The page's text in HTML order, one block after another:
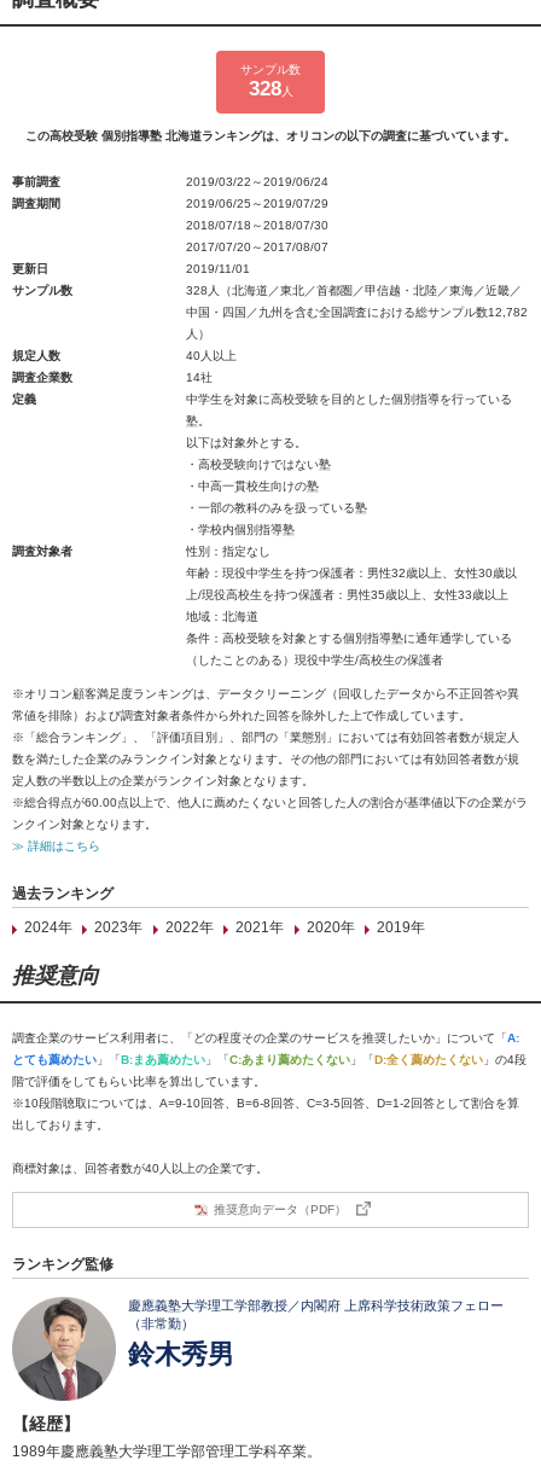
サンプル数
328人
この高校受験 個別指導塾 北海道ランキングは、オリコンの以下の調査に基づいています。
事前調査
2019/03/22～2019/06/24
調査期間
2019/06/25～2019/07/29
2018/07/18～2018/07/30
2017/07/20～2017/08/07
更新日
2019/11/01
サンプル数
328人（北海道／東北／首都圏／甲信越・北陸／東海／近畿／
中国・四国／九州を含む全国調査における総サンプル数12,782
人）
規定人数
40人以上
調査企業数
14社
定義
中学生を対象に高校受験を目的とした個別指導を行っている
塾。
以下は対象外とする。
・高校受験向けではない塾
・中高一貫校生向けの塾
・一部の教科のみを扱っている塾
・学校内個別指導塾
調査対象者
性別：指定なし
年齢：現役中学生を持つ保護者：男性32歳以上、女性30歳以
上/現役高校生を持つ保護者：男性35歳以上、女性33歳以上
地域：北海道
条件：高校受験を対象とする個別指導塾に通年通学している
（したことのある）現役中学生/高校生の保護者
※オリコン顧客満足度ランキングは、データクリーニング（回収したデータから不正回答や異
常値を排除）および調査対象者条件から外れた回答を除外した上で作成しています。
※「総合ランキング」、「評価項目別」、部門の「業態別」においては有効回答者数が規定人
数を満たした企業のみランクイン対象となります。その他の部門においては有効回答者数が規
定人数の半数以上の企業がランクイン対象となります。
※総合得点が60.00点以上で、他人に薦めたくないと回答した人の割合が基準値以下の企業がラ
ンクイン対象となります。
≫ 詳細はこちら
過去ランキング
2024年
2023年 2022年 2021年 2020年 2019年
推奨意向
調査企業のサービス利用者に、「どの程度その企業のサービスを推奨したいか」について「A:
とても薦めたい 」「B:まあ薦めたい 」「C:あまり薦めたくない 」「D:全く薦めたくない 」の4段
階で評価をしてもらい比率を算出しています。
※10段階聴取については、A=9-10回答、B=6-8回答、C=3-5回答、D=1-2回答として割合を算
出しております。
商標対象は、回答者数が40人以上の企業です。
推奨意向データ（PDF）
ランキング監修
慶應義塾大学理工学部教授／内閣府 上席科学技術政策フェロー
（非常勤）
鈴木秀男
【経歴】
1989年慶應義塾大学理工学部管理工学科卒業。